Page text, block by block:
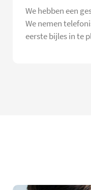
We hebben een
We nemen
eerste bijles in te